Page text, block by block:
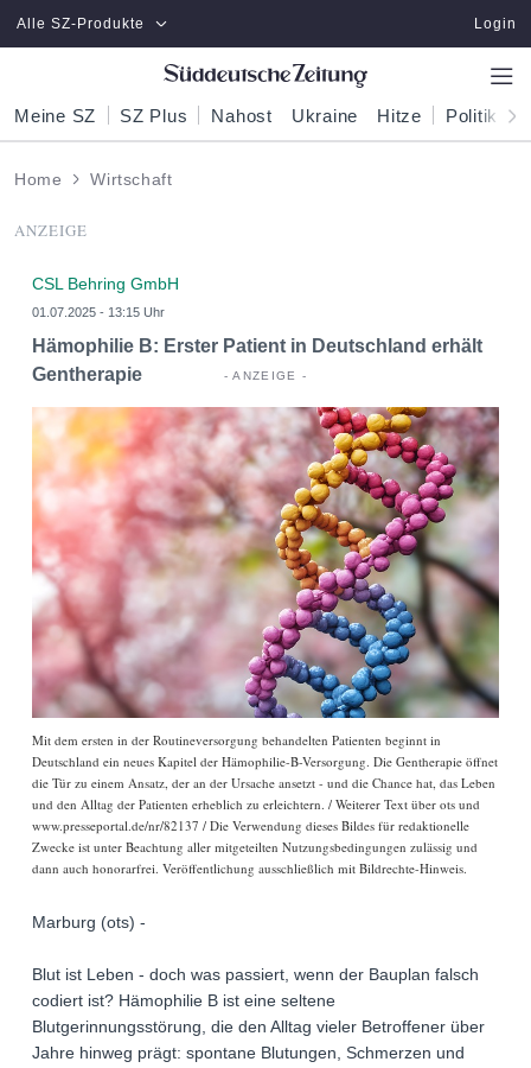
Zum Hauptinhalt springen
Alle SZ-Produkte Login
Meine SZ SZ Plus Nahost Ukraine Hitze Politik
Home Wirtschaft
ANZEIGE
CSL Behring GmbH
01.07.2025 - 13:15 Uhr
Hämophilie B: Erster Patient in Deutschland erhält
Gentherapie
Mit dem ersten in der Routineversorgung behandelten Patienten beginnt in
Deutschland ein neues Kapitel der Hämophilie-B-Versorgung. Die Gentherapie öffnet
die Tür zu einem Ansatz, der an der Ursache ansetzt - und die Chance hat, das Leben
und den Alltag der Patienten erheblich zu erleichtern. / Weiterer Text über ots und
www.presseportal.de/nr/82137 / Die Verwendung dieses Bildes für redaktionelle
Zwecke ist unter Beachtung aller mitgeteilten Nutzungsbedingungen zulässig und
dann auch honorarfrei. Veröffentlichung ausschließlich mit Bildrechte-Hinweis.
Marburg (ots) -
Blut ist Leben - doch was passiert, wenn der Bauplan falsch
codiert ist? Hämophilie B ist eine seltene
Blutgerinnungsstörung, die den Alltag vieler Betroffener über
Jahre hinweg prägt: spontane Blutungen, Schmerzen und